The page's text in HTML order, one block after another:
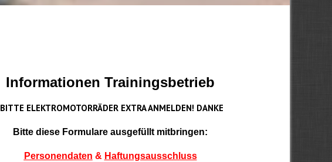
Informationen Trainingsbetrieb
BITTE ELEKTROMOTORRÄDER EXTRA ANMELDEN! DANKE
Bitte diese Formulare ausgefüllt mitbringen:
Personendaten & Haftungsausschluss